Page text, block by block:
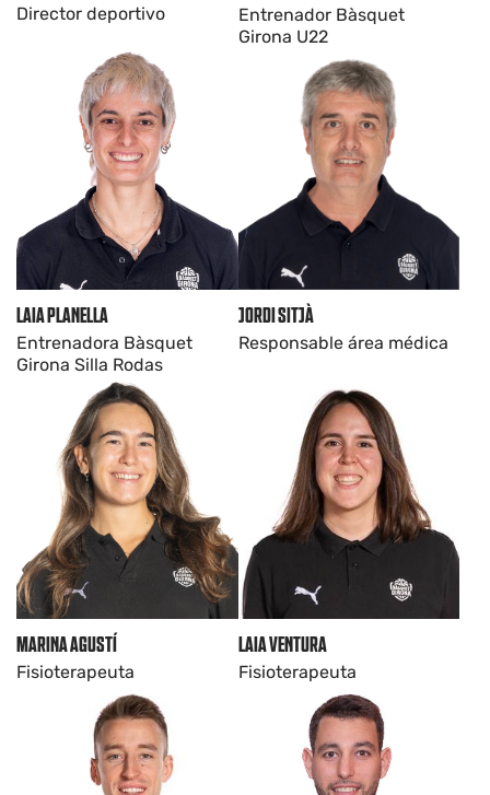
Director deportivo
Entrenador Bàsquet
Girona U22
LAIA PLANELLA
Entrenadora Bàsquet
Girona Silla Rodas
JORDI SITJÀ
Responsable área médica
MARINA AGUSTÍ
Fisioterapeuta
LAIA VENTURA
Fisioterapeuta